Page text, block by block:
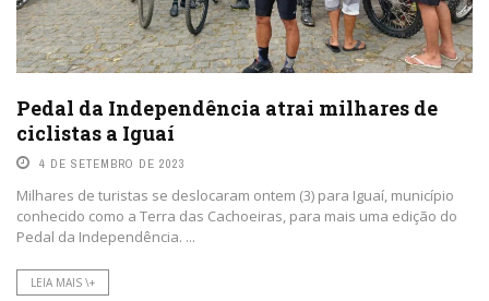
Pedal da Independência atrai milhares de
ciclistas a Iguaí
4 DE SETEMBRO DE 2023
Milhares de turistas se deslocaram ontem (3) para Iguaí, município
conhecido como a Terra das Cachoeiras, para mais uma edição do
Pedal da Independência. ...
LEIA MAIS \+